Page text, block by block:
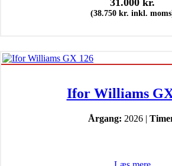
(38.750 kr. inkl.
Ifor Williams
Årgang: 2026 |